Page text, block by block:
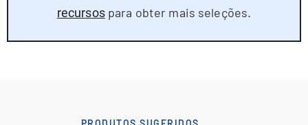
recursospara obter mais seleções.